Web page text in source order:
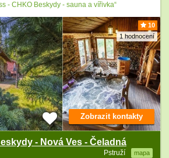
- CHKO Beskydy - sauna a vířivka“
10
1 hodnocení
- Nová Ves - Čeladná
Pstruží mapa
Zobrazit kontakty